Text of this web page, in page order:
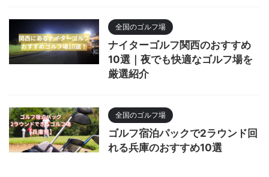
全国のゴルフ場
ナイターゴルフ関西のおすすめ
10選｜夜でも快適なゴルフ場を
厳選紹介
全国のゴルフ場
ゴルフ宿泊パックで2ラウンド回
れる兵庫のおすすめ10選